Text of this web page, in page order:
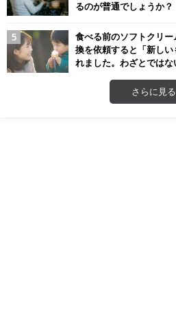
るのが普通でしょうか？
食べる前のソフトクリ
換を依頼すると「新し
れました。わざとではな
さらに見る